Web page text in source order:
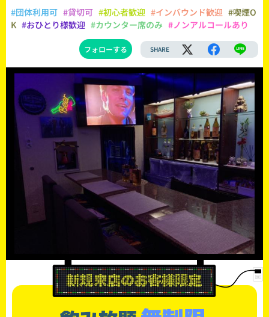
#団体利用可 #貸切可 #初心者歓迎 #インバウンド歓迎 #喫煙O
K #おひとり様歓迎 #カウンター席のみ #ノンアルコールあり
フォローする SHARE